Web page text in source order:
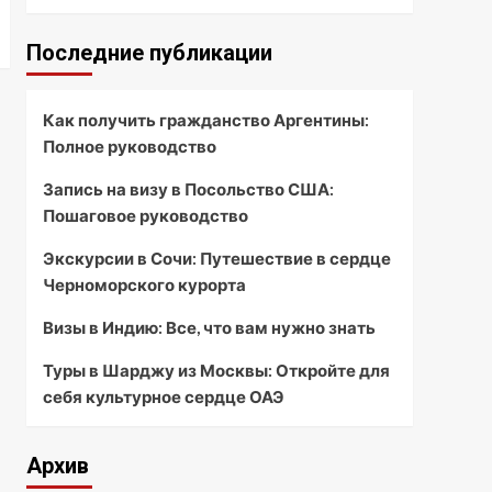
Последние публикации
Как получить гражданство Аргентины:
Полное руководство
Запись на визу в Посольство США:
Пошаговое руководство
Экскурсии в Сочи: Путешествие в сердце
Черноморского курорта
Визы в Индию: Все, что вам нужно знать
Туры в Шарджу из Москвы: Откройте для
себя культурное сердце ОАЭ
Архив